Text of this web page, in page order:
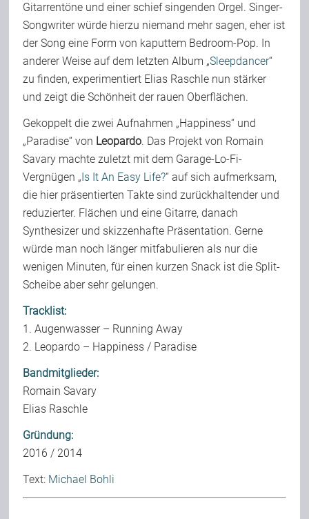
Gitarrentöne und einer schief singenden Orgel. Singer-
Songwriter würde hierzu niemand mehr sagen, eher ist
der Song eine Form von kaputtem Bedroom-Pop. In
anderer Weise auf dem letzten Album „Sleepdancer“
zu finden, experimentiert Elias Raschle nun stärker
und zeigt die Schönheit der rauen Oberflächen.
Gekoppelt die zwei Aufnahmen „Happiness“ und
„Paradise“ von Leopardo. Das Projekt von Romain
Savary machte zuletzt mit dem Garage-Lo-Fi-
Vergnügen „ Is It An Easy Life?“ auf sich aufmerksam,
die hier präsentierten Takte sind zurückhaltender und
reduzierter. Flächen und eine Gitarre, danach
Synthesizer und skizzenhafte Präsentation. Gerne
würde man noch länger mitfabulieren als nur die
wenigen Minuten, für einen kurzen Snack ist die Split-
Scheibe aber sehr gelungen.
Tracklist:
1. Augenwasser – Running Away
2. Leopardo – Happiness / Paradise
Bandmitglieder:
Romain Savary
Elias Raschle
Gründung:
2016 / 2014
Text: Michael Bohli